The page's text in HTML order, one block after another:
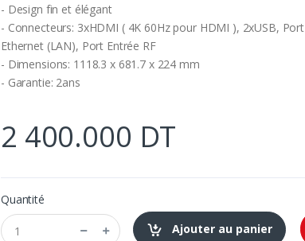
- Design fin et élégant
- Connecteurs: 3xHDMI ( 4K 60Hz pour HDMI ), 2xUSB,
Ethernet (LAN), Port Entrée RF
- Dimensions: 1118.3 x 681.7 x 224 mm
- Garantie: 2ans
2 400.000 DT
Quantité
Ajouter au panier